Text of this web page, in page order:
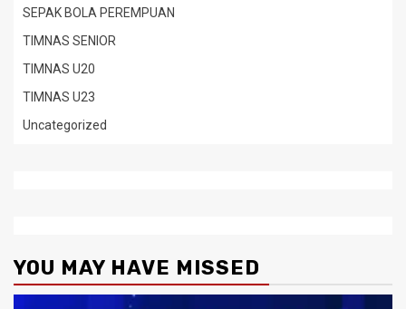
SEPAK BOLA PEREMPUAN
TIMNAS SENIOR
TIMNAS U20
TIMNAS U23
Uncategorized
YOU MAY HAVE MISSED